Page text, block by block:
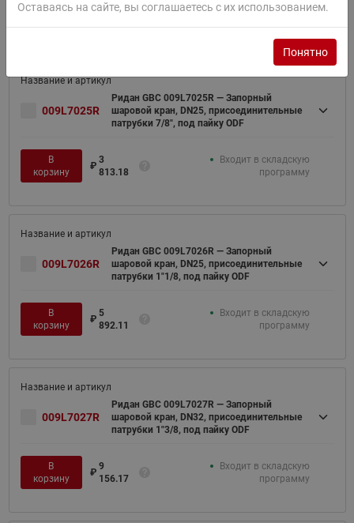
В
₽
3
Входит в складскую
009L7025R
Ридан GBC 009L7025R — Запорный
шаровой кран, DN25, присоединительные
патрубки 7/8", под пайку ODF
В
корзину
₽
3
813.18
Входит в складскую
программу
009L7026R
Ридан GBC 009L7026R — Запорный
шаровой кран, DN25, присоединительные
патрубки 1"1/8, под пайку ODF
В
корзину
₽
5
892.11
Входит в складскую
программу
009L7027R
Ридан GBC 009L7027R — Запорный
шаровой кран, DN32, присоединительные
патрубки 1"3/8, под пайку ODF
В
корзину
₽
9
156.17
Входит в складскую
программу
Оставаясь на сайте, вы соглашаетесь с их использованием.
Понятно